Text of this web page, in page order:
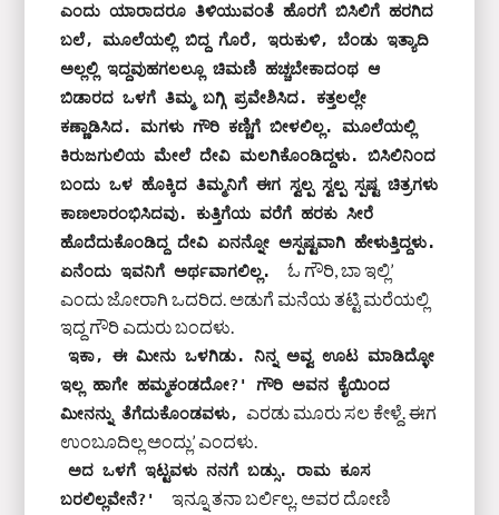
ಎಂದು ಯಾರಾದರೂ ತಿಳಿಯುವಂತೆ ಹೊರಗೆ ಬಿಸಿಲಿಗೆ ಹರಗಿದ
ಬಲೆ, ಮೂಲೆಯಲ್ಲಿ ಬಿದ್ದ ಗೊರೆ, ಇರುಕುಳಿ, ಬೆಂಡು ಇತ್ಯಾದಿ
ಅಲ್ಲಲ್ಲಿ ಇದ್ದವುಹಗಲಲ್ಲೂ ಚಿಮಣಿ ಹಚ್ಚಬೇಕಾದಂಥ ಆ
ಬಿಡಾರದ ಒಳಗೆ ತಿಮ್ಮ ಬಗ್ಗಿ ಪ್ರವೇಶಿಸಿದ. ಕತ್ತಲಲ್ಲೇ
ಕಣ್ಣಾಡಿಸಿದ. ಮಗಳು ಗೌರಿ ಕಣ್ಣಿಗೆ ಬೀಳಲಿಲ್ಲ. ಮೂಲೆಯಲ್ಲಿ
ಕಿರುಜಗುಲಿಯ ಮೇಲೆ ದೇವಿ ಮಲಗಿಕೊಂಡಿದ್ದಳು. ಬಿಸಿಲಿನಿಂದ
ಬಂದು ಒಳ ಹೊಕ್ಕಿದ ತಿಮ್ಮನಿಗೆ ಈಗ ಸ್ವಲ್ಪ ಸ್ವಲ್ಪ ಸ್ಪಷ್ಟ ಚಿತ್ರಗಳು
ಕಾಣಲಾರಂಭಿಸಿದವು. ಕುತ್ತಿಗೆಯ ವರೆಗೆ ಹರಕು ಸೀರೆ
ಹೊದೆದುಕೊಂಡಿದ್ದ ದೇವಿ ಏನನ್ನೋ ಅಸ್ಪಷ್ಟವಾಗಿ ಹೇಳುತ್ತಿದ್ದಳು.
ಏನೆಂದು ಇವನಿಗೆ ಅರ್ಥವಾಗಲಿಲ್ಲ.
ಓ ಗೌರಿ, ಬಾ ಇಲ್ಲಿ’
ಎಂದು ಜೋರಾಗಿ ಒದರಿದ. ಅಡುಗೆ ಮನೆಯ ತಟ್ಟಿ ಮರೆಯಲ್ಲಿ
ಇದ್ದ ಗೌರಿ ಎದುರು ಬಂದಳು.
ಇಕಾ, ಈ ಮೀನು ಒಳಗಿಡು. ನಿನ್ನ ಅವ್ವ ಊಟ ಮಾಡಿದ್ಳೋ
ಇಲ್ಲ ಹಾಗೇ ಹಮ್ಮಕಂಡದೋ?' ಗೌರಿ ಅವನ ಕೈಯಿಂದ
ಮೀನನ್ನು ತೆಗೆದುಕೊಂಡವಳು, ಎರಡು ಮೂರು ಸಲ ಕೇಳ್ದೆ. ಈಗ
ಉಂಬೂದಿಲ್ಲ ಅಂದ್ಲು’ ಎಂದಳು.
ಅದ ಒಳಗೆ ಇಟ್ಟವಳು ನನಗೆ ಬಡ್ಸು. ರಾಮ ಕೂಸ
ಬರಲಿಲ್ಲವೇನೆ?'
ಇನ್ನೂ ತನಾ ಬರ್ಲಿಲ್ಲ. ಅವರ ದೋಣಿ